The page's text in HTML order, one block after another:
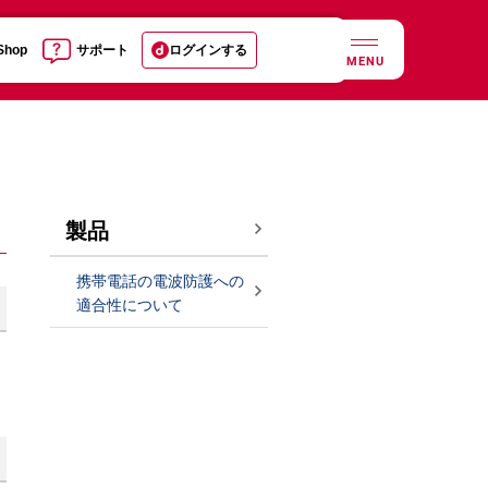
サポート ログインする
MENU
製品
携帯電話の電波防護への
適合性について